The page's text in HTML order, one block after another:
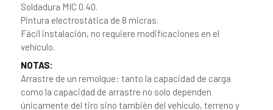
Soldadura MIC 0.40.
Pintura electrostática de 8 micras.
Fácil instalación, no requiere modificaciones en el
vehículo.
NOTAS:
Arrastre de un remolque: tanto la capacidad de carga
como la capacidad de arrastre no solo dependen
únicamente del tiro sino también del vehículo, terreno y